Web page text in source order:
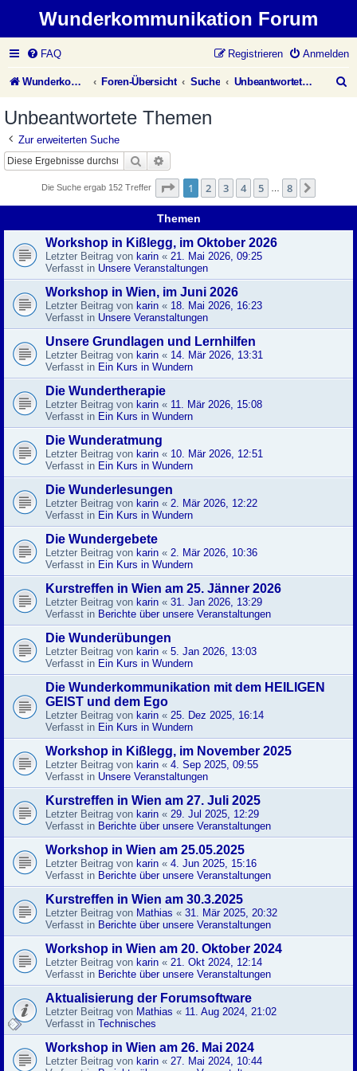
Wunderkommunikation Forum
FAQ Anmelden
Registrieren
Wunderkommunikation Website Foren-Übersicht Suche Unbeantwortete Themen
Unbeantwortete Themen
Zur erweiterten Suche
Suche
Die Suche ergab 152 Treffer Seite 1von
1 2 3 4 5 8
Themen
Workshop in Kißlegg, im Oktober 2026
Letzter Beitrag von karin « 21. Mai 2026, 09:25
Verfasst in Unsere Veranstaltungen
Workshop in Wien, im Juni 2026
Letzter Beitrag von karin « 18. Mai 2026, 16:23
Verfasst in Unsere Veranstaltungen
Unsere Grundlagen und Lernhilfen
Letzter Beitrag von karin « 14. Mär 2026, 13:31
Verfasst in Ein Kurs in Wundern
Die Wundertherapie
Letzter Beitrag von karin « 11. Mär 2026, 15:08
Verfasst in Ein Kurs in Wundern
Die Wunderatmung
Letzter Beitrag von karin « 10. Mär 2026, 12:51
Verfasst in Ein Kurs in Wundern
Die Wunderlesungen
Letzter Beitrag von karin « 2. Mär 2026, 12:22
Verfasst in Ein Kurs in Wundern
Die Wundergebete
Letzter Beitrag von karin « 2. Mär 2026, 10:36
Verfasst in Ein Kurs in Wundern
Kurstreffen in Wien am 25. Jänner 2026
Letzter Beitrag von karin « 31. Jan 2026, 13:29
Verfasst in Berichte über unsere Veranstaltungen
Die Wunderübungen
Letzter Beitrag von karin « 5. Jan 2026, 13:03
Verfasst in Ein Kurs in Wundern
Die Wunderkommunikation mit dem HEILIGEN
GEIST und dem Ego
Letzter Beitrag von karin « 25. Dez 2025, 16:14
Verfasst in Ein Kurs in Wundern
Workshop in Kißlegg, im November 2025
Letzter Beitrag von karin « 4. Sep 2025, 09:55
Verfasst in Unsere Veranstaltungen
Kurstreffen in Wien am 27. Juli 2025
Letzter Beitrag von karin « 29. Jul 2025, 12:29
Verfasst in Berichte über unsere Veranstaltungen
Workshop in Wien am 25.05.2025
Letzter Beitrag von karin « 4. Jun 2025, 15:16
Verfasst in Berichte über unsere Veranstaltungen
Kurstreffen in Wien am 30.3.2025
Letzter Beitrag von Mathias « 31. Mär 2025, 20:32
Verfasst in Berichte über unsere Veranstaltungen
Workshop in Wien am 20. Oktober 2024
Letzter Beitrag von karin « 21. Okt 2024, 12:14
Verfasst in Berichte über unsere Veranstaltungen
Aktualisierung der Forumsoftware
Letzter Beitrag von Mathias « 11. Aug 2024, 21:02
Verfasst in Technisches
Workshop in Wien am 26. Mai 2024
Letzter Beitrag von karin « 27. Mai 2024, 10:44